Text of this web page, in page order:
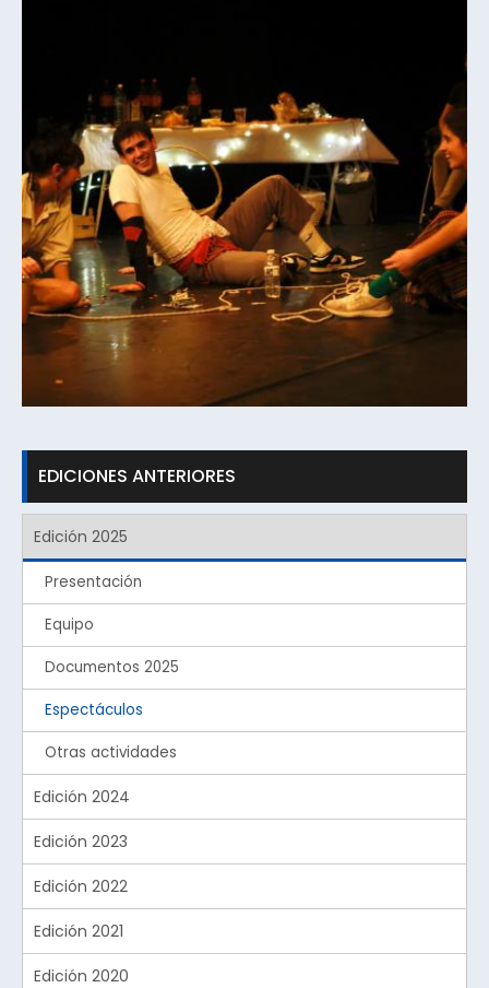
EDICIONES ANTERIORES
Edición 2025
Presentación
Equipo
Documentos 2025
Espectáculos
Otras actividades
Edición 2024
Edición 2023
Edición 2022
Edición 2021
Edición 2020